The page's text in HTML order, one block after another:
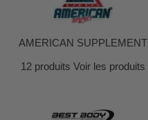
AMERICAN SUPPLEMENT
12 produits Voir les produits